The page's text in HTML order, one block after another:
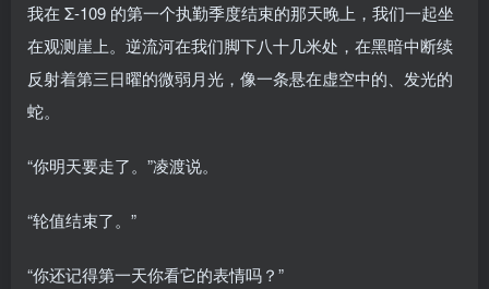
我在 Σ-109 的第一个执勤季度结束的那天晚上，我们一起坐
在观测崖上。逆流河在我们脚下八十几米处，在黑暗中断续
反射着第三日曜的微弱月光，像一条悬在虚空中的、发光的
蛇。
“你明天要走了。”凌渡说。
“轮值结束了。”
“你还记得第一天你看它的表情吗？”